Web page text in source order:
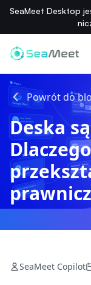
SeaMeet Desktop
Powrót do
Deska
SeaMeet Copilot